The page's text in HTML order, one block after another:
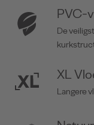
PVC-
De
XL
Langere